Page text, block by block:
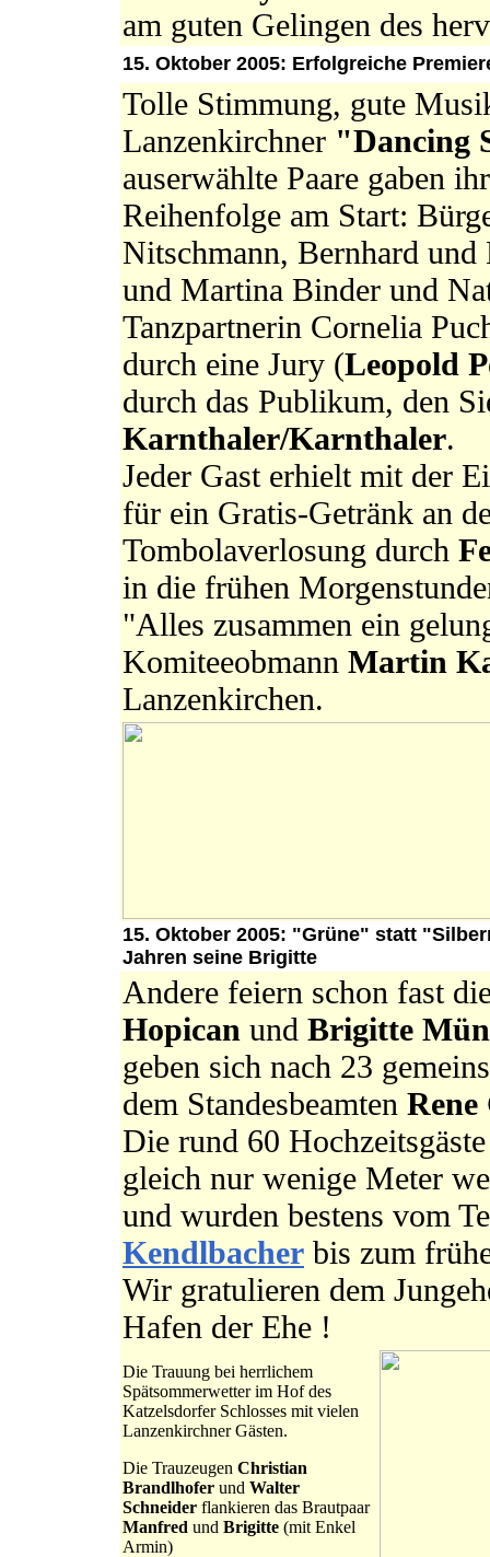
am guten Gelingen des
15. Oktober 2005: Erfolgreiche
Tolle Stimmung, gute
Lanzenkirchner "Dancing
auserwählte Paare gaben
Reihenfolge am Start:
Nitschmann, Bernhard
und Martina Binder und
Tanzpartnerin Cornelia
durch eine Jury (Leopold
durch das Publikum, den
Karnthaler/Karnthaler.
Jeder Gast erhielt mit der
für ein Gratis-Getränk an
Tombolaverlosung durch
in die frühen
"Alles zusammen ein
Komiteeobmann Martin
Lanzenkirchen.
15. Oktober 2005: "Grüne" statt
Jahren seine Brigitte
Andere feiern schon fast
Hopican und Brigitte
geben sich nach 23
dem Standesbeamten Rene
Die rund 60
gleich nur wenige Meter
und wurden bestens vom
Kendlbacher bis zum
Wir gratulieren dem
Hafen der Ehe !
Die Trauung bei herrlichem
Spätsommerwetter im Hof des
Katzelsdorfer Schlosses mit vielen
Lanzenkirchner Gästen.
Die Trauzeugen Christian
Brandlhofer und Walter
Schneider flankieren das Brautpaar
Manfred und Brigitte (mit Enkel
Armin)